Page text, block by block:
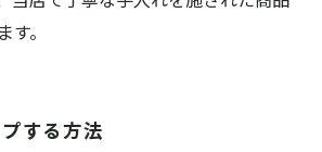
。
する方法